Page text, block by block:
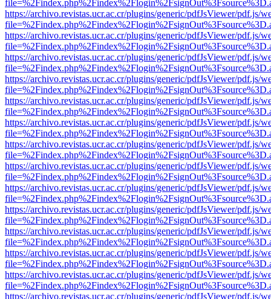
https://archivo.revistas.ucr.ac.cr/plugins/generic/pdfJsViewer/pdf.js/
https://archivo.revistas.ucr.ac.cr/plugins/generic/pdfJsViewer/pdf.js/
https://archivo.revistas.ucr.ac.cr/plugins/generic/pdfJsViewer/pdf.js/
https://archivo.revistas.ucr.ac.cr/plugins/generic/pdfJsViewer/pdf.js/
https://archivo.revistas.ucr.ac.cr/plugins/generic/pdfJsViewer/pdf.js/
https://archivo.revistas.ucr.ac.cr/plugins/generic/pdfJsViewer/pdf.js/
https://archivo.revistas.ucr.ac.cr/plugins/generic/pdfJsViewer/pdf.js/
https://archivo.revistas.ucr.ac.cr/plugins/generic/pdfJsViewer/pdf.js/
https://archivo.revistas.ucr.ac.cr/plugins/generic/pdfJsViewer/pdf.js/
https://archivo.revistas.ucr.ac.cr/plugins/generic/pdfJsViewer/pdf.js/
https://archivo.revistas.ucr.ac.cr/plugins/generic/pdfJsViewer/pdf.js/
https://archivo.revistas.ucr.ac.cr/plugins/generic/pdfJsViewer/pdf.js/
https://archivo.revistas.ucr.ac.cr/plugins/generic/pdfJsViewer/pdf.js/
https://archivo.revistas.ucr.ac.cr/plugins/generic/pdfJsViewer/pdf.js/